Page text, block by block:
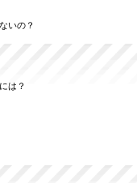
いの？
は？